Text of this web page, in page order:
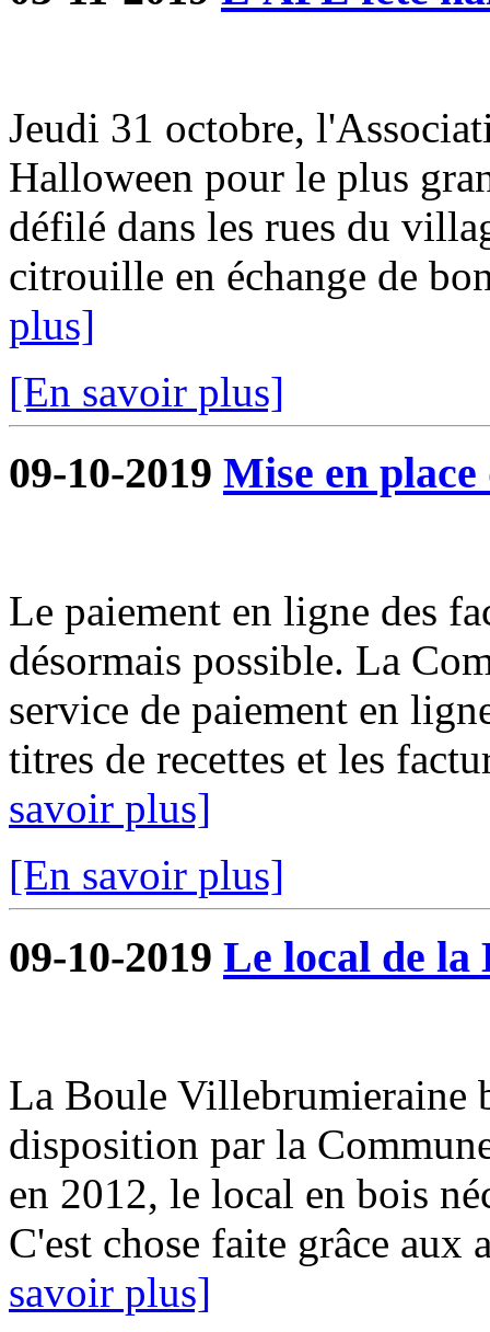
Jeudi 31 octobre,
Halloween pour le plus
défilé dans les rues du
citrouille en échange de
plus]
[En savoir plus]
09-10-2019 Mise en
Le paiement en ligne des
désormais possible. La
service de paiement en
titres de recettes et les
savoir plus]
[En savoir plus]
09-10-2019 Le local de
La Boule Villebrumieraine
disposition par la
en 2012, le local en bois
C'est chose faite grâce aux
savoir plus]